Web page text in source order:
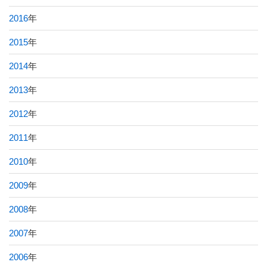
2016年
2015年
2014年
2013年
2012年
2011年
2010年
2009年
2008年
2007年
2006年